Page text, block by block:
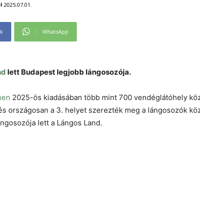
2025.07.01.
WhatsApp
lett Budapest legjobb lángosozója.
2025-ös kiadásában több mint 700 vendéglátóhely
országosan a 3. helyet szerezték meg a lángosozók
lett a Lángos Land.